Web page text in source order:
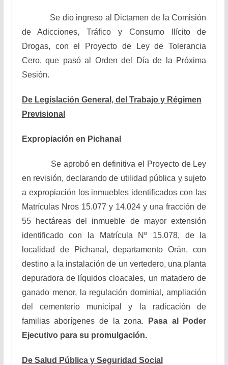
Se dio ingreso al Dictamen de la Comisión
de Adicciones, Tráfico y Consumo Ilícito de
Drogas, con el Proyecto de Ley de Tolerancia
Cero, que pasó al Orden del Día de la Próxima
Sesión.
De Legislación General, del Trabajo y Régimen
Previsional
Expropiación en Pichanal
Se aprobó en definitiva el Proyecto de Ley
en revisión, declarando de utilidad pública y sujeto
a expropiación los inmuebles identificados con las
Matrículas Nros 15.077 y 14.024 y una fracción de
55 hectáreas del inmueble de mayor extensión
identificado con la Matrícula Nº 15.078, de la
localidad de Pichanal, departamento Orán, con
destino a la instalación de un vertedero, una planta
depuradora de líquidos cloacales, un matadero de
ganado menor, la regulación dominial, ampliación
del cementerio municipal y la radicación de
familias aborígenes de la zona.
Pasa al Poder
Ejecutivo para su promulgación.
De Salud Pública y Seguridad Social